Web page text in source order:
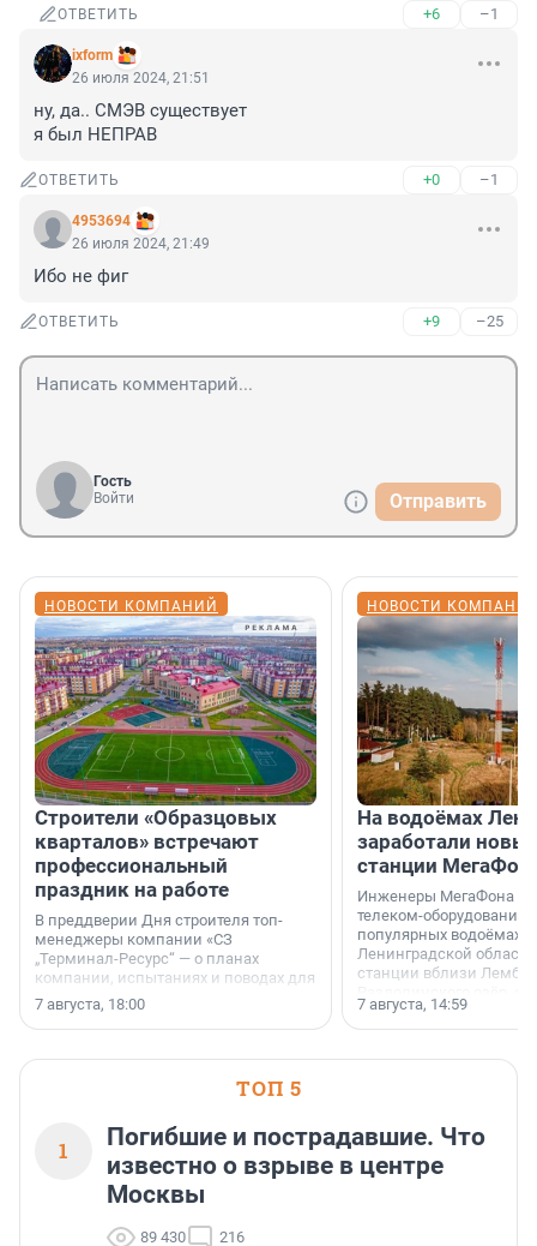
ОТВЕТИТЬ +6 –1
ixform
26 июля 2024, 21:51
ну, да.. СМЭВ существует
я был НЕПРАВ
ОТВЕТИТЬ +0 –1
4953694
26 июля 2024, 21:49
Ибо не фиг
ОТВЕТИТЬ +9 –25
Гость
Войти
Отправить
НОВОСТИ КОМПАНИЙ
Строители «Образцовых
кварталов» встречают
профессиональный
праздник на работе
В преддверии Дня строителя топ-
менеджеры компании «СЗ
„Терминал-Ресурс“ — о планах
компании, испытаниях и поводах для
осторожного оптимизма.
7 августа, 18:00
НОВОСТИ
На водоёмах
заработали
станции
Инженеры МегаФона
телеком-оборудование
популярных водоёмах
Ленинградской
станции вблизи
недалеко от Большого
водопада.
7 августа, 14:59
ТОП 5
1
Погибшие и пострадавшие. Что
известно о взрыве в центре
Москвы
89 430 216